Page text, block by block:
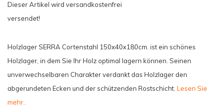
Dieser Artikel wird versandkostenfrei
versendet!
Holzlager SERRA Cortenstahl 150x40x180cm. ist ein schönes
Holzlager, in dem Sie Ihr Holz optimal lagern können. Seinen
unverwechselbaren Charakter verdankt das Holzlager den
abgerundeten Ecken und der schützenden Rostschicht. Lesen Sie
mehr..